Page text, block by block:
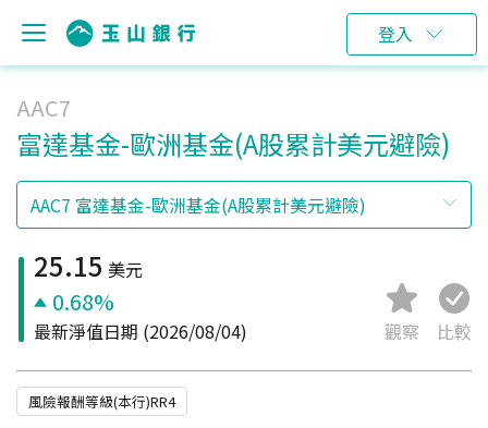
登入
AAC7
富達基金-歐洲基金(A股累計美元避險)
25.15 美元
0.68%
最新淨值日期 (2026/08/04) 觀察 比較
風險報酬等級(本行)RR4